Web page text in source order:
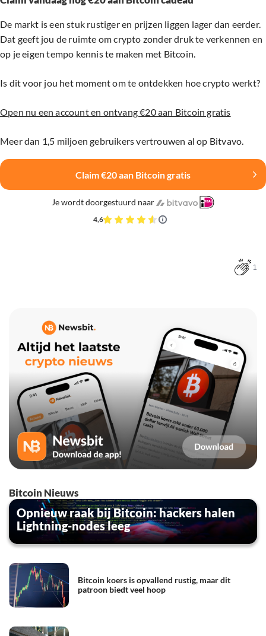
De markt is een stuk rustiger en prijzen liggen lager dan eerder.
Dat geeft jou de ruimte om crypto zonder druk te verkennen en
op je eigen tempo kennis te maken met Bitcoin.
Is dit voor jou het moment om te ontdekken hoe crypto werkt?
Open nu een account en ontvang €20 aan Bitcoin gratis
Meer dan 1,5 miljoen gebruikers vertrouwen al op Bitvavo.
Claim €20 aan Bitcoin gratis
Je wordt doorgestuurd naar
4,6
1
Bitcoin Nieuws
Opnieuw raak bij Bitcoin: hackers halen
Lightning-nodes leeg
Bitcoin koers is opvallend rustig, maar dit
patroon biedt veel hoop